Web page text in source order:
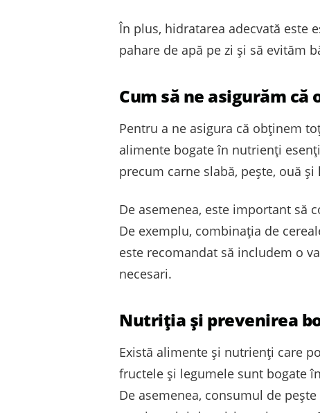
În plus, hidratarea adecvată este
pahare de apă pe zi și să evităm
Cum să ne asigurăm
Pentru a ne asigura că obținem
alimente bogate în nutrienți
precum carne slabă, pește, ouă
De asemenea, este important să
De exemplu, combinația de
este recomandat să includem o
necesari.
Nutriția și prevenirea
Există alimente și nutrienți care
fructele și legumele sunt bogate
De asemenea, consumul de